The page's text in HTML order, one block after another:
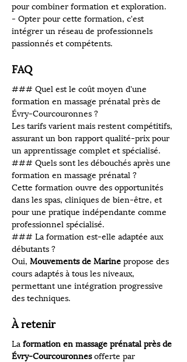
pour combiner formation et exploration.
- Opter pour cette formation, c'est
intégrer un réseau de professionnels
passionnés et compétents.
FAQ
### Quel est le coût moyen d'une
formation en massage prénatal près de
Évry-Courcouronnes ?
Les tarifs varient mais restent compétitifs,
assurant un bon rapport qualité-prix pour
un apprentissage complet et spécialisé.
### Quels sont les débouchés après une
formation en massage prénatal ?
Cette formation ouvre des opportunités
dans les spas, cliniques de bien-être, et
pour une pratique indépendante comme
professionnel spécialisé.
### La formation est-elle adaptée aux
débutants ?
Oui, Mouvements de Marine propose des
cours adaptés à tous les niveaux,
permettant une intégration progressive
des techniques.
À retenir
La formation en massage prénatal près de
Évry-Courcouronnes offerte par